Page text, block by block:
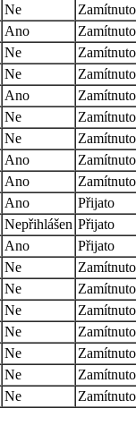
Ne
Zamítnuto
Ano
Zamítnuto
Ne
Zamítnuto
Ne
Zamítnuto
Ano
Zamítnuto
Ne
Zamítnuto
Ne
Zamítnuto
Ano
Zamítnuto
Ano
Zamítnuto
Ano
Přijato
Nepřihlášen Přijato
Ano
Přijato
Ne
Zamítnuto
Ne
Zamítnuto
Ne
Zamítnuto
Ne
Zamítnuto
Ne
Zamítnuto
Ne
Zamítnuto
Ne Zamítnuto